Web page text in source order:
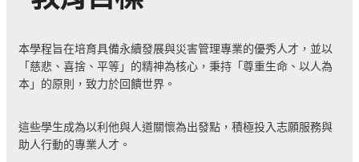
本學程旨在培育具備永續發展與災害管理專業的優秀人才，並以
「慈悲、喜捨、平等」的精神為核心，秉持「尊重生命、以人為
本」的原則，致力於回饋世界。
這些學生成為以利他與人道關懷為出發點，積極投入志願服務與
助人行動的專業人才。